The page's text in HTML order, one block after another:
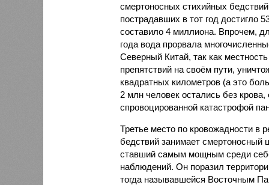
смертоносных стихийных
пострадавших в тот год достигло
составило 4 миллиона. Впрочем,
года вода прорвала
Северный Китай, так как
препятствий на своём пути,
квадратных километров (а это
2 млн человек остались без
спровоцированной катастрофой
Третье место по кровожадности в
бедствий занимает смертоносный
ставший самым мощным среди
наблюдений. Он поразил
тогда называвшейся Восточным